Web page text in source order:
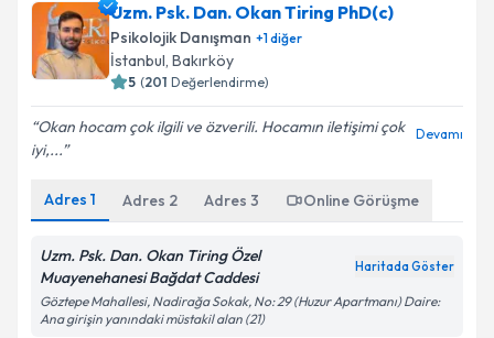
Uzm. Psk. Dan. Okan Tiring PhD(c)
Psikolojik Danışman +1diğer
İstanbul, Bakırköy
5 (201 Değerlendirme)
Okan hocam çok ilgili ve özverili. Hocamın iletişimi çok
iyi,...
Devamı
Adres 1 Adres 2 Adres 3 Online Görüşme
Uzm. Psk. Dan. Okan Tiring Özel
Muayenehanesi Bağdat Caddesi
Haritada Göster
Göztepe Mahallesi, Nadirağa Sokak, No: 29 (Huzur Apartmanı) Daire:
Ana girişin yanındaki müstakil alan (21)